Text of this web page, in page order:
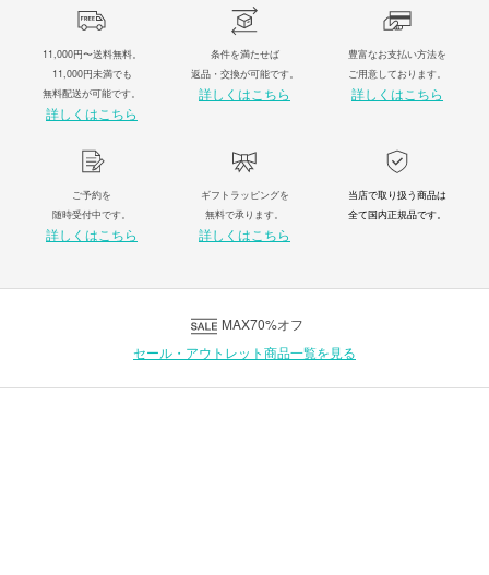
11,000円〜送料無料。
11,000円未満でも
無料配送が可能です。
詳しくはこちら
条件を満たせば
返品・交換が可能です。
詳しくはこちら
豊富なお支払い方法を
ご用意しております。
詳しくはこちら
ご予約を
随時受付中です。
詳しくはこちら
ギフトラッピングを
無料で承ります。
詳しくはこちら
当店で取り扱う商品は
全て国内正規品です。
MAX70%オフ
セール・アウトレット商品一覧を見る